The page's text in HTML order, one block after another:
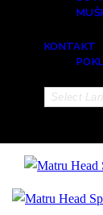
KONTAKT